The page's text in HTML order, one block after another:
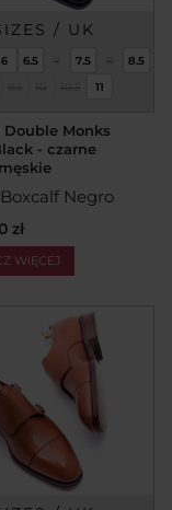
/ UK
6 6.5 7 7.5 8
8.5
9.5 10 10.5 11
Double Monks
- czarne
Boxcalf Negro
zł
WIĘCEJ